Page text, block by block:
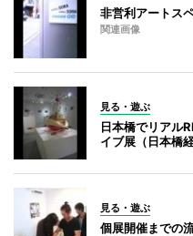
非営利アートス
関連画像
見る・遊ぶ
日本橋でリアル
イブ展（日本橋
見る・遊ぶ
個展開催までの